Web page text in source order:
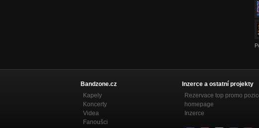
Bandzone.cz
Kapely
Koncerty
Videa
Fanoušci
Inzerce a ostatní projekty
Rezervace top promo
homepage
Inzerce